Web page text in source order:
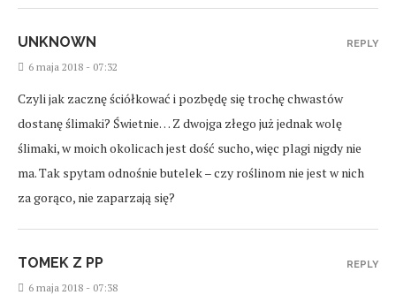
UNKNOWN
6 maja 2018 - 07:32
Czyli jak zacznę ściółkować i pozbędę się trochę chwastów
dostanę ślimaki? Świetnie… Z dwojga złego już jednak wolę
ślimaki, w moich okolicach jest dość sucho, więc plagi nigdy nie
ma. Tak spytam odnośnie butelek – czy roślinom nie jest w nich
za gorąco, nie zaparzają się?
REPLY
TOMEK Z PP
6 maja 2018 - 07:38
REPLY